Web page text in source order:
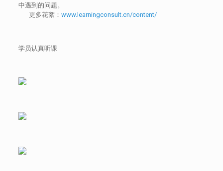
中遇到的问题。
更多花絮： www.learningconsult.cn/content/
学员认真听课